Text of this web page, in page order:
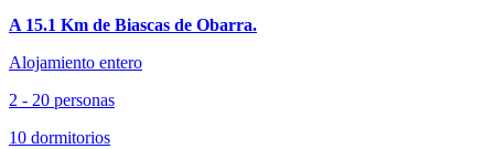
A 15.1 Km de Biascas de Obarra.
Alojamiento entero
2 - 20 personas
10 dormitorios